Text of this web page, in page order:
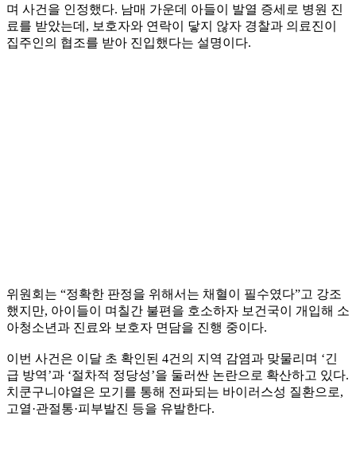
며 사건을 인정했다. 남매 가운데 아들이 발열 증세로 병원 진
료를 받았는데, 보호자와 연락이 닿지 않자 경찰과 의료진이
집주인의 협조를 받아 진입했다는 설명이다.
위원회는 “정확한 판정을 위해서는 채혈이 필수였다”고 강조
했지만, 아이들이 며칠간 불편을 호소하자 보건국이 개입해 소
아청소년과 진료와 보호자 면담을 진행 중이다.
이번 사건은 이달 초 확인된 4건의 지역 감염과 맞물리며 ‘긴
급 방역’과 ‘절차적 정당성’을 둘러싼 논란으로 확산하고 있다.
치쿤구니야열은 모기를 통해 전파되는 바이러스성 질환으로,
고열·관절통·피부발진 등을 유발한다.